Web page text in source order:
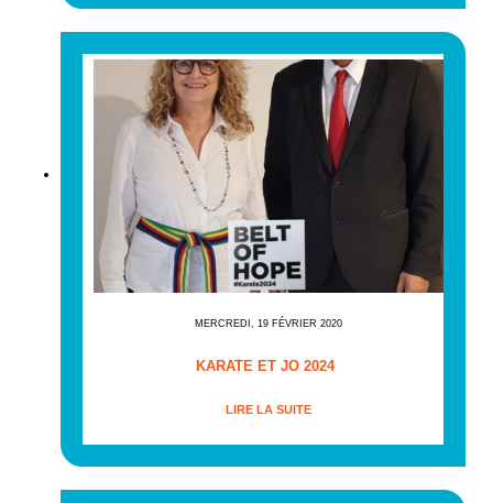
MERCREDI, 19 FÉVRIER 2020
KARATE ET JO 2024
LIRE LA SUITE